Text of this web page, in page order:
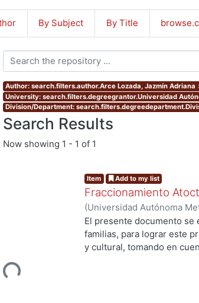
By Subject By Title
Author: search.filters.author.Arce Lozada, Jazmín Adriana
University: search.filters.degreegrantor.Universidad
Division/Department:
Search Results
Now showing 1 - 1 of 1
Item Add to my list
Fraccionamiento
(Universidad Autónoma
de Servicios de
Lozada, Jazmín Adriana;
El presente documento se
familias, para lograr este
y cultural, tomando en